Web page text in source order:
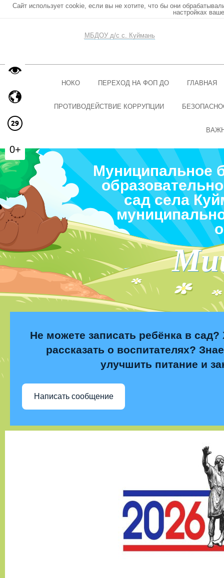
Сайт использует cookie, если вы не хотите, что бы они
настройках
МБДОУ д/с с. Куймань
НОКО ПЕРЕХОД НА ФОП ДО ГЛАВНАЯ
ПРОТИВОДЕЙСТВИЕ КОРРУПЦИИ
Муниципальное
сад села
Не можете записать ребёнка в сад?
рассказать о воспитателях?
улучшить питание и
Написать сообщение
0+